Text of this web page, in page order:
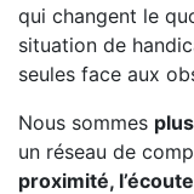
qui changent le
situation de
seules face aux
Nous sommes
un réseau de
proximité,